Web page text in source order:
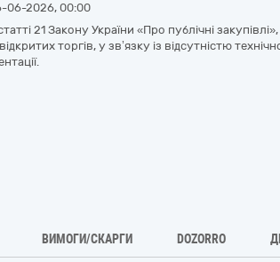
06-2026, 00:00
21 Закону України «Про публічні
торгів, у зв’язку із відсутністю
ВИМОГИ/СКАРГИ DOZORRO